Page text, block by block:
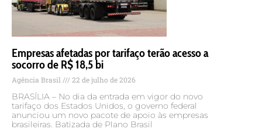
Empresas afetadas por tarifaço terão acesso a
socorro de R$ 18,5 bi
Agência Brasil 22 de julho de 2026
BRASÍLIA – No dia da entrada em vigor do novo
tarifaço dos Estados Unidos, o governo federal
anunciou um novo pacote de apoio às empresas
brasileiras. Batizada de Plano Brasil